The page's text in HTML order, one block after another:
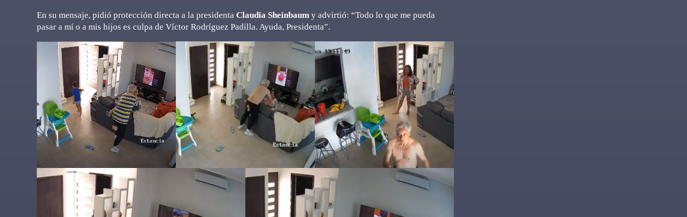
En su mensaje, pidió protección directa a la presidenta Claudia Sheinbaum y advirtió: “Todo lo que me pueda
pasar a mí o a mis hijos es culpa de Víctor Rodríguez Padilla. Ayuda, Presidenta”.